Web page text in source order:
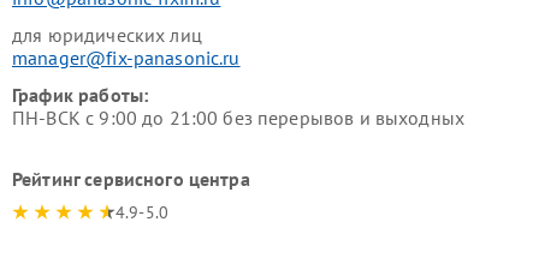
для юридических лиц
manager@fix-panasonic.ru
График работы:
ПН-ВСК с 9:00 до 21:00 без перерывов и выходных
Рейтинг сервисного центра
4.9-5.0